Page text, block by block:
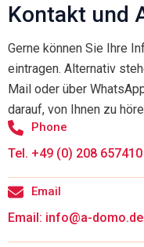
Kontakt und
Gerne können Sie Ihre
eintragen. Alternativ
Mail oder über
darauf, von Ihnen zu
Phone
Tel. +49 (0) 208 657410
Email
Email: info@a-domo.de